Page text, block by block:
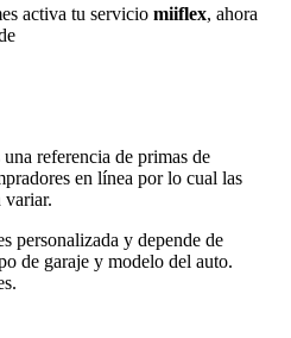
activa tu servicio miiflex, ahora
referencia de primas de
en línea por lo cual las
variar.
personalizada y depende de
de garaje y modelo del auto.